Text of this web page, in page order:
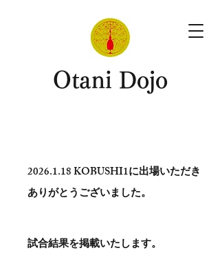
​Otani Dojo
2026.1.18KOBUSHI1に出場いただき
ありがとう​ございました。
試合結果を掲載いたします。